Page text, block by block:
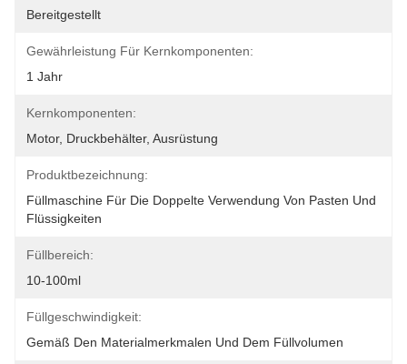
Bereitgestellt
Gewährleistung Für Kernkomponenten:
1 Jahr
Kernkomponenten:
Motor, Druckbehälter, Ausrüstung
Produktbezeichnung:
Füllmaschine Für Die Doppelte Verwendung Von Pasten Und
Flüssigkeiten
Füllbereich:
10-100ml
Füllgeschwindigkeit:
Gemäß Den Materialmerkmalen Und Dem Füllvolumen